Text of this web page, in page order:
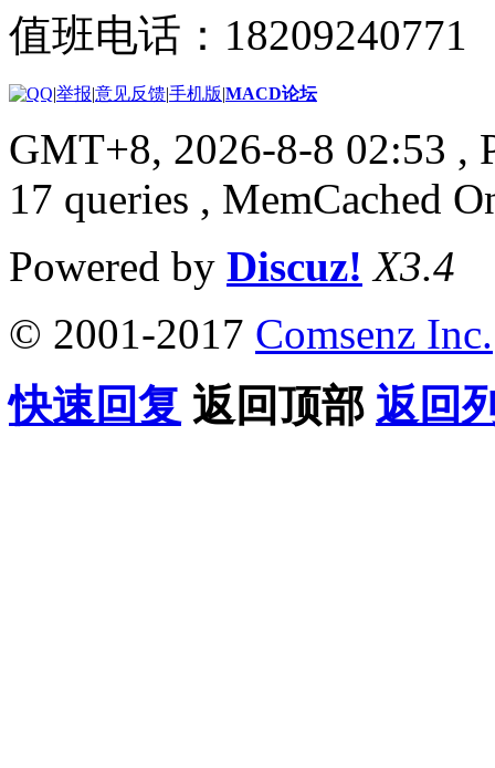
值班电话：
|举报|意见反馈|手机版|MACD论坛
GMT+8, 2026-8-8 02:53 ,
17 queries , MemCached
Powered by Discuz! X3.4
© 2001-2017 Comsenz Inc.
快速回复 返回顶部 返回